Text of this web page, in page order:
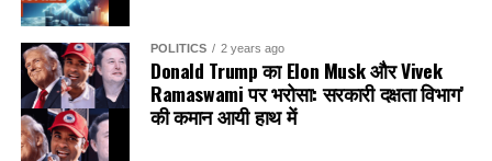
अपने प्रतिद्वंद्वी को सिर्फ 0.09 सेकंड में पिन करके एक मैच शेष रहते ही
किराक हैदराबाद के लिए खिताब का दावा किया। खिताब से चूकने के
बावजूद, रोहतक रौडीज़ के दारा सिंह ने अपना उत्साह नहीं खोया और रात
का समापन करने के लिए 100 किग्रा श्रेणी में किराक हैदराबाद के जगदीश
बरुआ को 3-2 से हराया।
POLITICS 2 years ago
Donald Trump का Elon Musk और Vivek
Ramaswami पर भरोसा: सरकारी दक्षता विभाग’
की कमान आयी हाथ में